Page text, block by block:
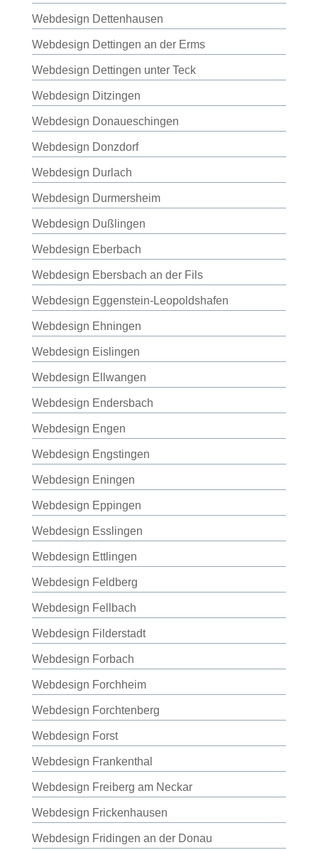
Webdesign Dettenhausen
Webdesign Dettingen an der Erms
Webdesign Dettingen unter Teck
Webdesign Ditzingen
Webdesign Donaueschingen
Webdesign Donzdorf
Webdesign Durlach
Webdesign Durmersheim
Webdesign Dußlingen
Webdesign Eberbach
Webdesign Ebersbach an der Fils
Webdesign Eggenstein-Leopoldshafen
Webdesign Ehningen
Webdesign Eislingen
Webdesign Ellwangen
Webdesign Endersbach
Webdesign Engen
Webdesign Engstingen
Webdesign Eningen
Webdesign Eppingen
Webdesign Esslingen
Webdesign Ettlingen
Webdesign Feldberg
Webdesign Fellbach
Webdesign Filderstadt
Webdesign Forbach
Webdesign Forchheim
Webdesign Forchtenberg
Webdesign Forst
Webdesign Frankenthal
Webdesign Freiberg am Neckar
Webdesign Frickenhausen
Webdesign Fridingen an der Donau